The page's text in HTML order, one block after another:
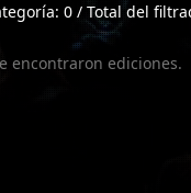
0 / Total del
encontraron ediciones.